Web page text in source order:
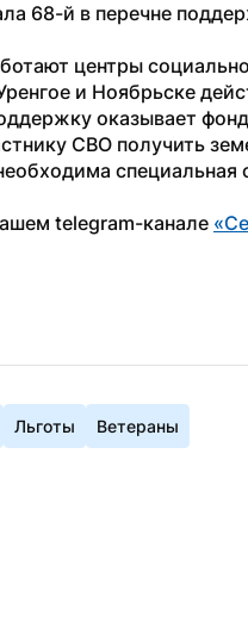
68-й в перечне
центры
и Ноябрьске
оказывает
СВО получить
telegram-канале
Льготы Ветераны